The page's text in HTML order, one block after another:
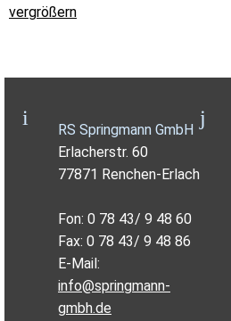
RS Springmann GmbH
Erlacherstr. 60
77871 Renchen-Erlach
Fon: 0 78 43/ 9 48 60
Fax: 0 78 43/ 9 48 86
E-Mail:
info@springmann-
gmbh.de